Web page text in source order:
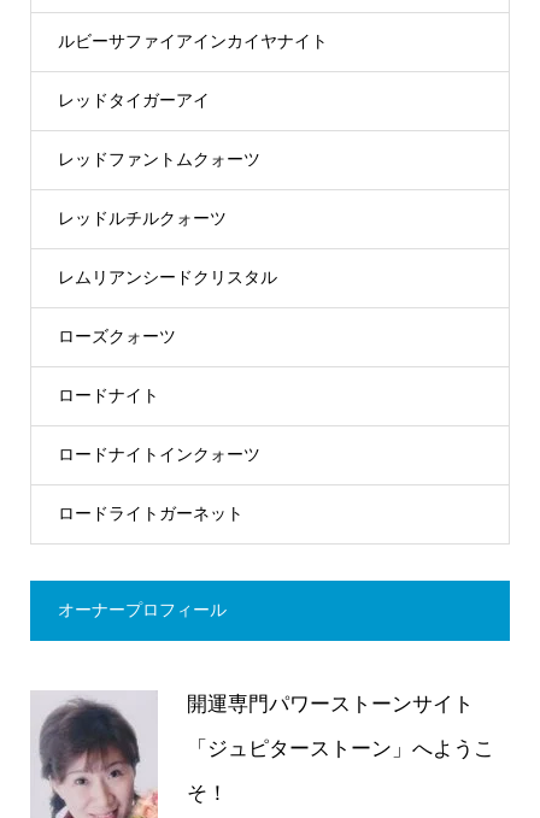
ルビーサファイアインカイヤナイト
レッドタイガーアイ
レッドファントムクォーツ
レッドルチルクォーツ
レムリアンシードクリスタル
ローズクォーツ
ロードナイト
ロードナイトインクォーツ
ロードライトガーネット
オーナープロフィール
開運専門パワーストーンサイト
「ジュピターストーン」へようこ
そ！